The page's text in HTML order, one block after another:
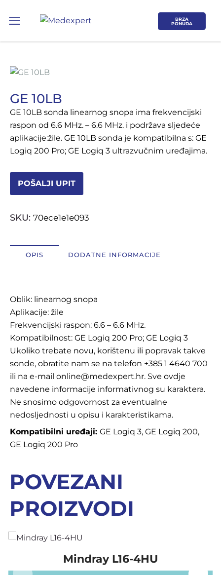
BRZA
PONUDA
GE 10LB
GE 10LB sonda linearnog snopa ima frekvencijski
raspon od 6.6 MHz. – 6.6 MHz. i podržava sljedeće
aplikacije:žile. GE 10LB sonda je kompatibilna s: GE
Logiq 200 Pro; GE Logiq 3 ultrazvučnim uređajima.
POŠALJI UPIT
SKU: 70ece1e1e093
OPIS DODATNE INFORMACIJE
Oblik: linearnog snopa
Aplikacije: žile
Frekvencijski raspon: 6.6 – 6.6 MHz.
Kompatibilnost: GE Logiq 200 Pro; GE Logiq 3
Ukoliko trebate novu, korištenu ili popravak takve
sonde, obratite nam se na telefon +385 1 4640 700
ili na e-mail online@medexpert.hr. Sve ovdje
navedene informacije informativnog su karaktera.
Ne snosimo odgovornost za eventualne
nedosljednosti u opisu i karakteristikama.
Kompatibilni uređaji: GE Logiq 3, GE Logiq 200,
GE Logiq 200 Pro
POVEZANI
PROIZVODI
Mindray L16-4HU
Koje područje opreme Vas zanima?
ULTRAZVUK
DR.
POTROŠNI MATERIJAL
DALJE